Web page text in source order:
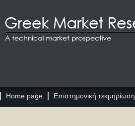
Home page Επιστημονική τεκμηρίωση